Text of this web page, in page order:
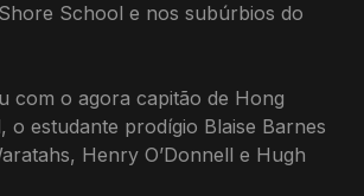
School e nos subúrbios do
com o agora capitão de Hong
o estudante prodígio Blaise Barnes
Henry O’Donnell e Hugh